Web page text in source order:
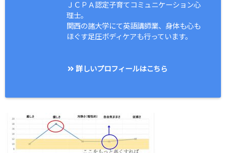
ＪＣＰＡ認定子育てコミュニケーション心
理士。
関西の諸大学にて英語講師業、身体も心も
ほぐす足圧ボディケアも行っています。
詳しいプロフィールはこちら